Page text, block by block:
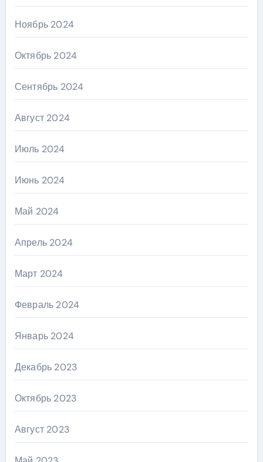
Ноябрь 2024
Октябрь 2024
Сентябрь 2024
Август 2024
Июль 2024
Июнь 2024
Май 2024
Апрель 2024
Март 2024
Февраль 2024
Январь 2024
Декабрь 2023
Октябрь 2023
Август 2023